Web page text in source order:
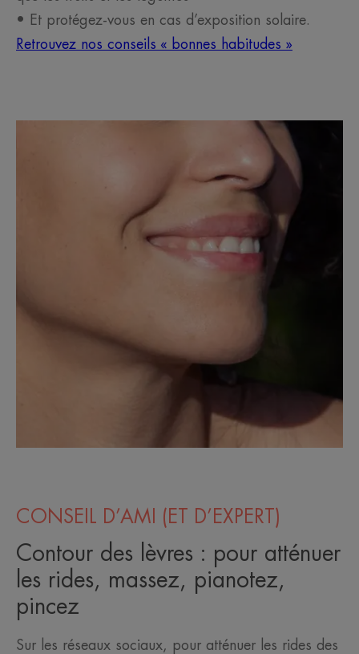
• Et protégez-vous en cas d’exposition solaire.
Retrouvez nos conseils « bonnes habitudes »
CONSEIL D’AMI (ET D’EXPERT)
Contour des lèvres : pour atténuer
les rides, massez, pianotez,
pincez
Sur les réseaux sociaux, pour atténuer les rides des